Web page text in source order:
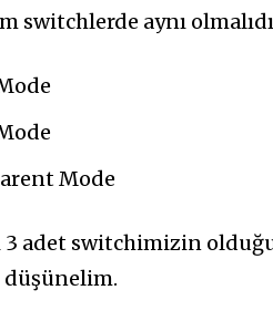
switchlerde aynı
Mode
3 adet switchimizin
düşünelim.